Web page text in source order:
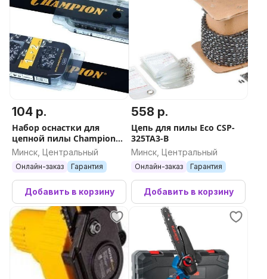
104 р.
Набор оснастки для
цепной пилы Champion
952935
Минск, Центральный
Онлайн-заказ Гарантия
Добавить в корзину
558 р.
Цепь для пилы Eco CSP-
325TA3-B
Минск, Центральный
Онлайн-заказ Гарантия
Добавить в корзину